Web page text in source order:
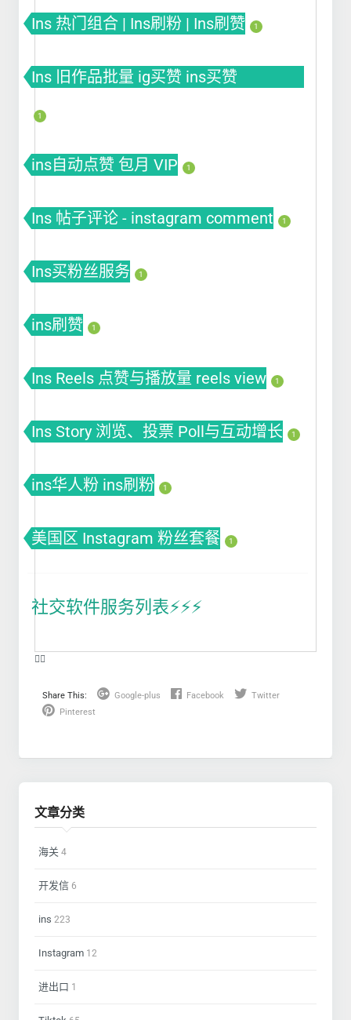
Ins 热门组合 | Ins刷粉 | Ins刷赞 1
Ins 旧作品批量 ig买赞 ins买赞
1
ins自动点赞 包月 VIP 1
Ins 帖子评论 - instagram comment 1
Ins买粉丝服务 1
ins刷赞 1
Ins Reels 点赞与播放量 reels view 1
Ins Story 浏览、投票 Poll与互动增长 1
ins华人粉 ins刷粉 1
美国区 Instagram 粉丝套餐 1
社交软件服务列表⚡️⚡️⚡️
❤️‍🔥
Share This: Google-plus Facebook
Twitter
Pinterest
文章分类
海关 4
开发信 6
ins 223
Instagram 12
进出口 1